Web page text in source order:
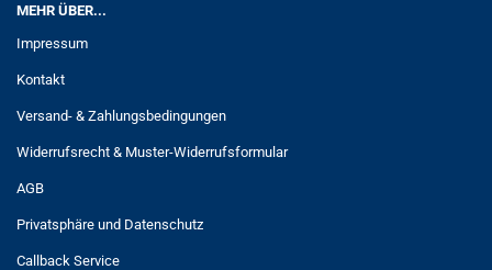
MEHR ÜBER...
Impressum
Kontakt
Versand- & Zahlungsbedingungen
Widerrufsrecht & Muster-Widerrufsformular
AGB
Privatsphäre und Datenschutz
Callback Service